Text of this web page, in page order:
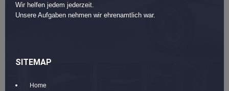
Wir helfen jedem jederzeit.
Unsere Aufgaben nehmen wir ehrenamtlich war.
SITEMAP
Home